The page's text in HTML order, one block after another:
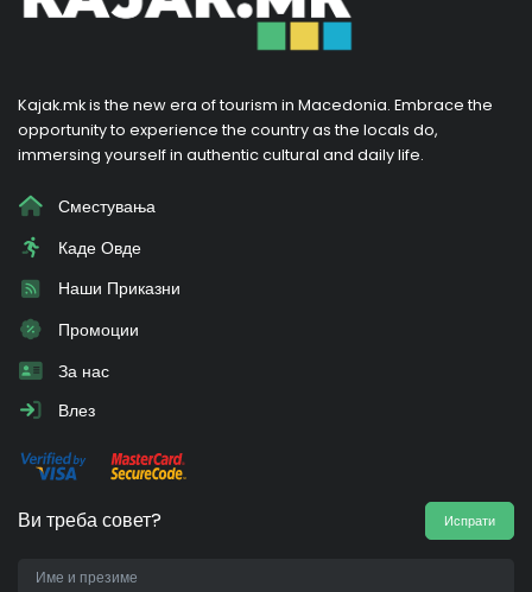
Kajak.mk is the new era of tourism in Macedonia. Embrace the
opportunity to experience the country as the locals do,
immersing yourself in authentic cultural and daily life.
Сместувања
Каде Овде
Наши Приказни
Промоции
За нас
Влез
Ви треба совет? Испрати